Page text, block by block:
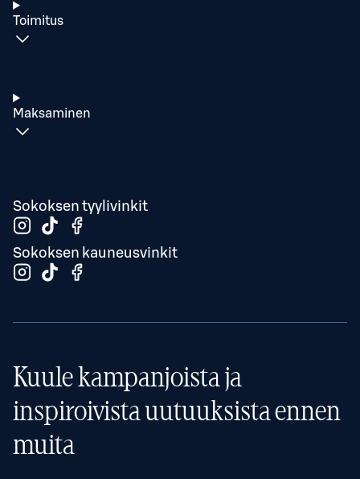
Toimitus
Maksaminen
Sokoksen tyylivinkit
Sokoksen kauneusvinkit
Kuule kampanjoista ja
inspiroivista uutuuksista ennen
muita